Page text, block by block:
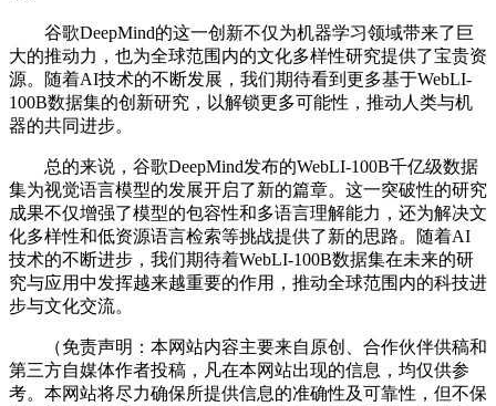
谷歌DeepMind的这一创新不仅为机器学习领域带来了巨
大的推动力，也为全球范围内的文化多样性研究提供了宝贵资
源。随着AI技术的不断发展，我们期待看到更多基于WebLI-
100B数据集的创新研究，以解锁更多可能性，推动人类与机
器的共同进步。
总的来说，谷歌DeepMind发布的WebLI-100B千亿级数据
集为视觉语言模型的发展开启了新的篇章。这一突破性的研究
成果不仅增强了模型的包容性和多语言理解能力，还为解决文
化多样性和低资源语言检索等挑战提供了新的思路。随着AI
技术的不断进步，我们期待着WebLI-100B数据集在未来的研
究与应用中发挥越来越重要的作用，推动全球范围内的科技进
步与文化交流。
（免责声明：本网站内容主要来自原创、合作伙伴供稿和
第三方自媒体作者投稿，凡在本网站出现的信息，均仅供参
考。本网站将尽力确保所提供信息的准确性及可靠性，但不保